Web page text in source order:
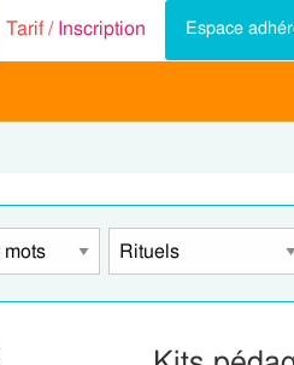
Tarif /Inscription Espace